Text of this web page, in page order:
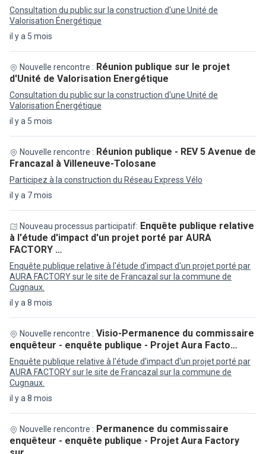
il y a 5 mois
Consultation du public sur la construction d'une Unité de
Valorisation Énergétique
il y a 5 mois
Nouvelle rencontre : Réunion publique sur le projet
d'Unité de Valorisation Energétique
Consultation du public sur la construction d'une Unité de
Valorisation Énergétique
il y a 7 mois
Nouvelle rencontre : Réunion publique - REV 5 Avenue de
Francazal à Villeneuve-Tolosane
Participez à la construction du Réseau Express Vélo
il y a 8 mois
Nouveau processus participatif: Enquête publique relative
à l'étude d'impact d'un projet porté par AURA
FACTORY …
Enquête publique relative à l'étude d'impact d'un projet porté par
AURA FACTORY sur le site de Francazal sur la commune de
Cugnaux.
il y a 8 mois
Nouvelle rencontre : Visio-Permanence du commissaire
enquêteur - enquête publique - Projet Aura Facto…
Enquête publique relative à l'étude d'impact d'un projet porté par
AURA FACTORY sur le site de Francazal sur la commune de
Cugnaux.
Nouvelle rencontre : Permanence du commissaire
enquêteur - enquête publique - Projet Aura Factory